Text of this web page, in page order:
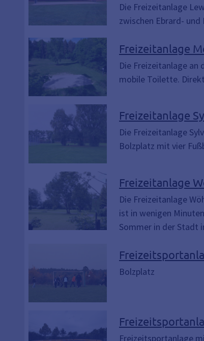
Die Freizeitanlage
zwischen Ebrard-
Freizeitanlage
Die Freizeitanlage
mobile Toilette.
Freizeitanlage
Die Freizeitanlage
Bolzplatz mit vier
Freizeitanlage
Die Freizeitanlage
ist in wenigen
Sommer in der Stadt
Bolzplatz
Freizeitsportanlage